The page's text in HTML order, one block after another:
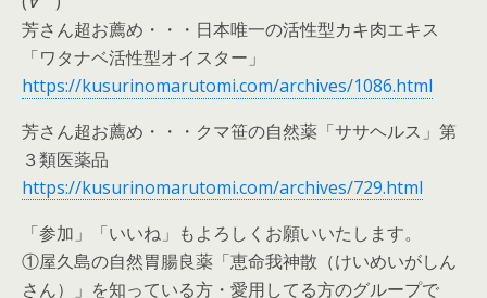
芳さん超お薦め・・・日本唯一の活性型カキ肉エキス
「ワタナベ活性型オイスター」
https://kusurinomarutomi.com/archives/1086.html
芳さん超お薦め・・・クマ笹の自然薬「ササヘルス」第
３類医薬品
https://kusurinomarutomi.com/archives/729.html
「参加」「いいね」もよろしくお願いいたします。
①屋久島の自然胃腸良薬「恵命我神散（けいめいがしん
さん）」を知っている方・愛用してる方のグループで